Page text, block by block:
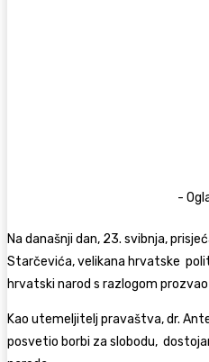
-
Na današnji dan, 23. svibnja,
Starčevića, velikana hrvatske
hrvatski narod s razlogom prozvao
Kao utemeljitelj pravaštva, dr.
posvetio borbi za slobodu,